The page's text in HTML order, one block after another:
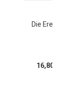
Die
16,80